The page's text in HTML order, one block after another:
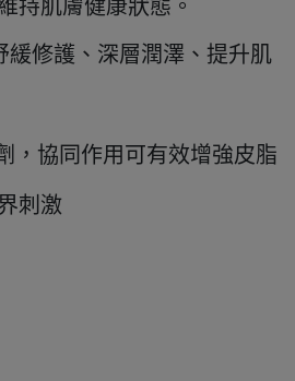
持肌膚健康狀態。
緩修護、深層潤澤、提升肌
，協同作用可有效增強皮脂
刺激